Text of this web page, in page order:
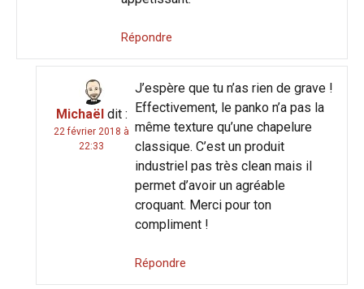
Répondre
Michaël dit :
22 février 2018 à
22:33
J’espère que tu n’as rien de grave !
Effectivement, le panko n’a pas la
même texture qu’une chapelure
classique. C’est un produit
industriel pas très clean mais il
permet d’avoir un agréable
croquant. Merci pour ton
compliment !
Répondre